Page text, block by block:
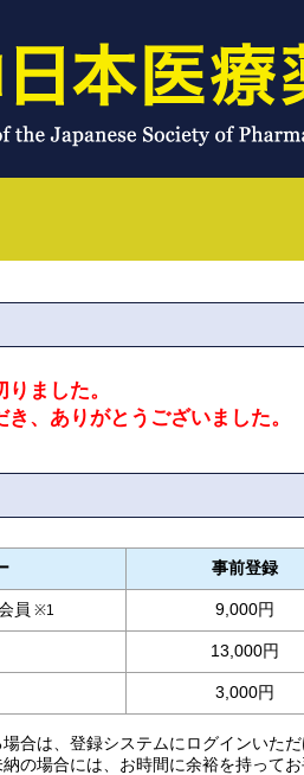
ました。
、ありがとうございました。
事前登録
員 ※1 9,000円
13,000円
3,000円
合は、登録システムにログインいた
の場合には、お時間に余裕を持って